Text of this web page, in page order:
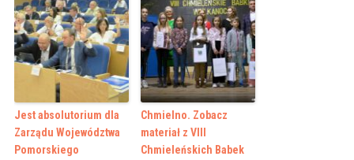
Jest absolutorium dla
Zarządu Województwa
Pomorskiego
Chmielno. Zobacz
materiał z VIII
Chmieleńskich Babek